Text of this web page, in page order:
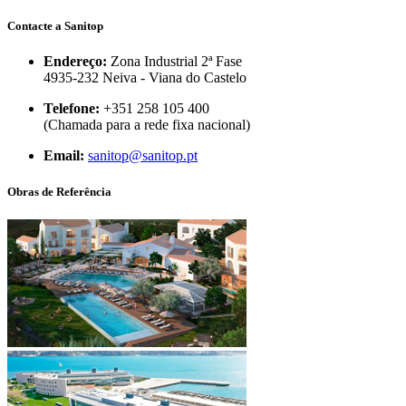
Contacte a Sanitop
Endereço: Zona Industrial 2ª Fase
4935-232 Neiva - Viana do Castelo
Telefone: +351 258 105 400
(Chamada para a rede fixa nacional)
Email: sanitop@sanitop.pt
Obras de Referência